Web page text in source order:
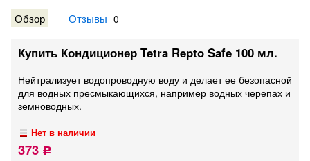
Обзор Отзывы 0
Купить Кондиционер Tetra Repto Safe 100 мл.
Нейтрализует водопроводную воду и делает ее безопасной
для водных пресмыкающихся, например водных черепах и
земноводных.
Нет в наличии
373 Р